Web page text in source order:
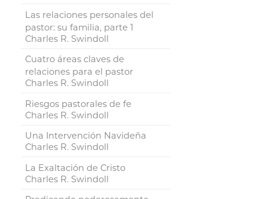
Las relaciones personales del
pastor: su familia, parte 1
Charles R. Swindoll
Cuatro áreas claves de
relaciones para el pastor
Charles R. Swindoll
Riesgos pastorales de fe
Charles R. Swindoll
Una Intervención Navideña
Charles R. Swindoll
La Exaltación de Cristo
Charles R. Swindoll